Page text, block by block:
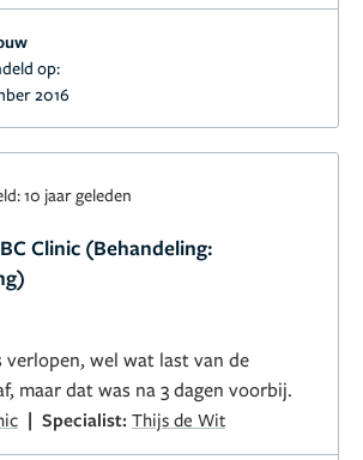
op:
2016
10 jaar geleden
Clinic (Behandeling:
verlopen, wel wat last van de
maar dat was na 3 dagen voorbij.
| Specialist: Thijs de Wit